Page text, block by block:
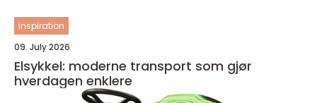
inspiration
09. July 2026
Elsykkel: moderne transport som gjør
hverdagen enklere